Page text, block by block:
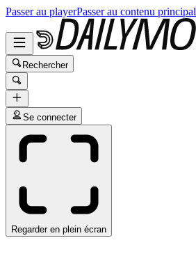
Passer au playerPasser au contenu principal
Rechercher
Se connecter
Regarder en plein écran